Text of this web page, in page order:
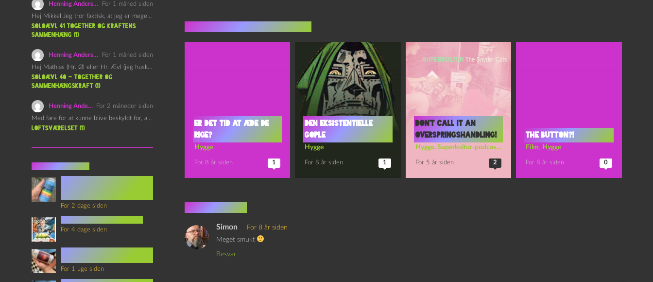
Er det tid at æde de
rige?
Hygge
For 8 år siden 1
Den eksistentielle
gople
Hygge
For 8 år siden 1
Don’t call it an
overspringshandling!
Hygge, Superkultur-podcasten
For 5 år siden 2
The Button?!
Film, Hygge
For 8 år siden 0
1 kommentar
Simon
For 8 år siden
Meget smukt
Besvar
Henning Andersen
For 1 måned siden
Hej Mikkel Jeg tror faktisk, at jeg er meget enig…
Soloævl 41 Together og Kraftens
Sammenhæng (1)
Henning Andersen
For 1 måned siden
Hej Mathias (Hr. Øl eller Hr. Ævl (jeg husker ikke…
Soloævl 40 – Together og
sammenhængskraft (1)
Henning Andersen
For 2 måneder siden
Med fare for at kunne blive beskyldt for, at være…
Loftsværelset (1)
For 2 dage siden
For 4 dage siden
For 1 uge siden